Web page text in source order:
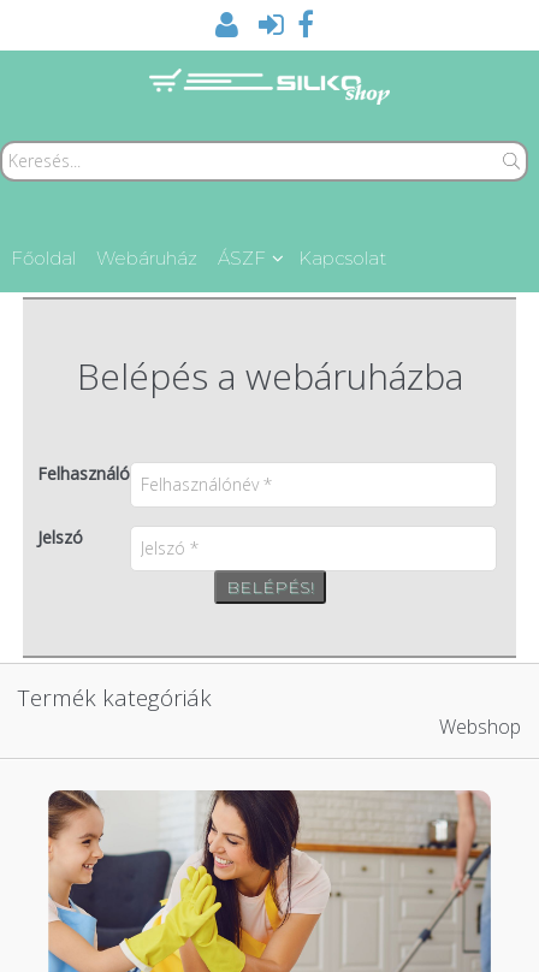
Főoldal Webáruház ÁSZF Kapcsolat
Belépés a webáruházba
Felhasználónév
Jelszó
BELÉPÉS!
Termék kategóriák
Webshop